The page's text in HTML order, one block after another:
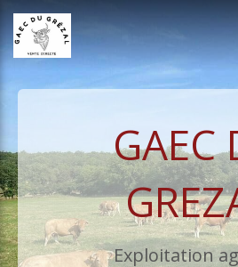
GAEC
Exploitation